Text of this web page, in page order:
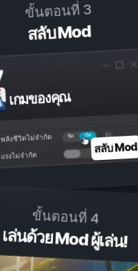
ขั้นตอนที่ 3
สลับ Mod
เกมของคุณ
เปิด
ปิด
พลังชีวิตไม่จำกัด
แรงไม่จำกัด สลับ Mod
ขั้นตอนที่ 4
เล่นด้วย Mod ผู้เล่น!